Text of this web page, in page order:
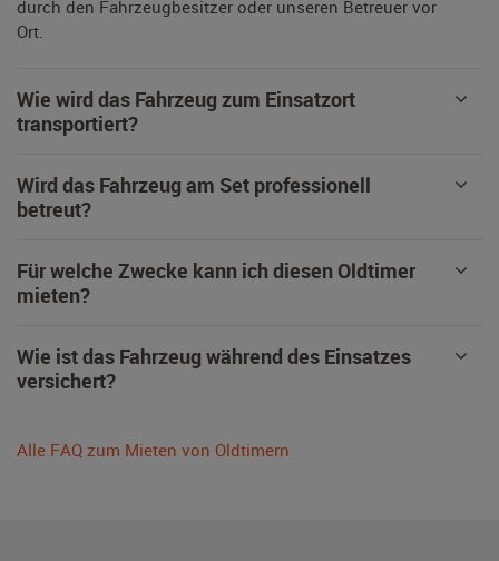
durch den Fahrzeugbesitzer oder unseren Betreuer vor
Ort.
Wie wird das Fahrzeug zum Einsatzort
transportiert?
Wird das Fahrzeug am Set professionell
betreut?
Für welche Zwecke kann ich diesen Oldtimer
mieten?
Wie ist das Fahrzeug während des Einsatzes
versichert?
Alle FAQ zum Mieten von Oldtimern